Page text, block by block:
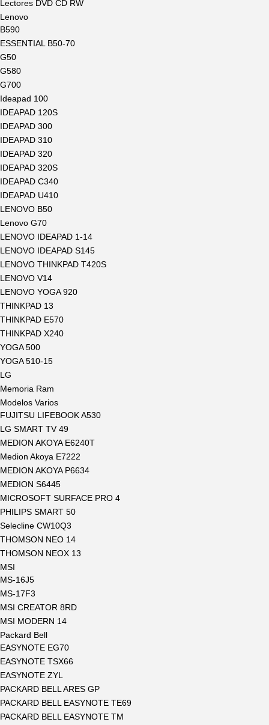
Lectores DVD CD RW
Lenovo
B590
ESSENTIAL B50-70
G50
G580
G700
Ideapad 100
IDEAPAD 120S
IDEAPAD 300
IDEAPAD 310
IDEAPAD 320
IDEAPAD 320S
IDEAPAD C340
IDEAPAD U410
LENOVO B50
Lenovo G70
LENOVO IDEAPAD 1-14
LENOVO IDEAPAD S145
LENOVO THINKPAD T420S
LENOVO V14
LENOVO YOGA 920
THINKPAD 13
THINKPAD E570
THINKPAD X240
YOGA 500
YOGA 510-15
LG
Memoria Ram
Modelos Varios
FUJITSU LIFEBOOK A530
LG SMART TV 49
MEDION AKOYA E6240T
Medion Akoya E7222
MEDION AKOYA P6634
MEDION S6445
MICROSOFT SURFACE PRO 4
PHILIPS SMART 50
Selecline CW10Q3
THOMSON NEO 14
THOMSON NEOX 13
MSI
MS-16J5
MS-17F3
MSI CREATOR 8RD
MSI MODERN 14
Packard Bell
EASYNOTE EG70
EASYNOTE TSX66
EASYNOTE ZYL
PACKARD BELL ARES GP
PACKARD BELL EASYNOTE TE69
PACKARD BELL EASYNOTE TM